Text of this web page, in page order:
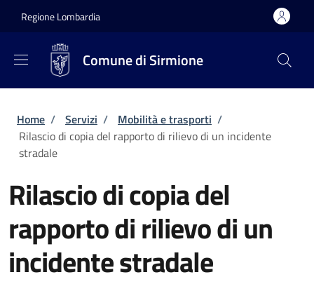
Regione Lombardia
Comune di Sirmione
Briciole di pane
Home / Servizi / Mobilità e trasporti /
Rilascio di copia del rapporto di rilievo di un incidente
stradale
Rilascio di copia del
rapporto di rilievo di un
incidente stradale